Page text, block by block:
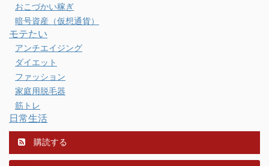
おこづかい稼ぎ
暗号資産（仮想通貨）
モテたい
アンチエイジング
ダイエット
ファッション
家庭用脱毛器
筋トレ
日常生活
購読する